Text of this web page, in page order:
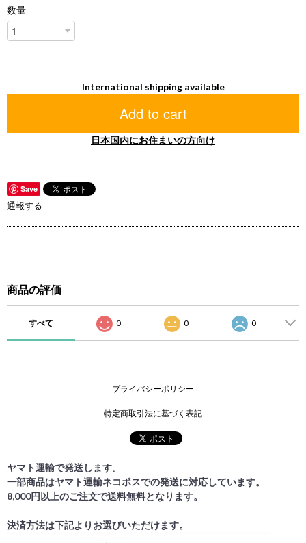
数量
International shipping available
Add to cart
日本国内にお住まいの方向け
Save
通報する
商品の評価
すべて 0 0 0
プライバシーポリシー
特定商取引法に基づく表記
ヤマト運輸で発送します。
一部商品はヤマト運輸ネコポスでの発送に対応しています。
8,000円以上のご注文で送料無料となります。
決済方法は下記よりお選びいただけます。